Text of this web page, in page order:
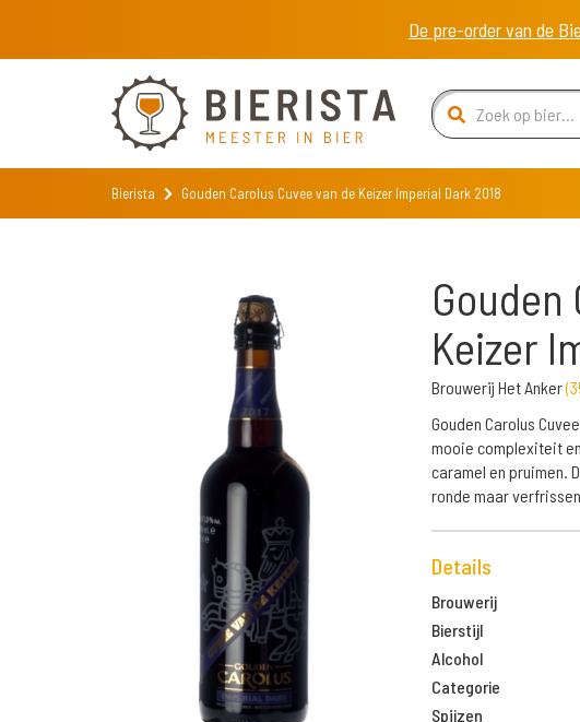
De pre-order van de
Bierista Gouden Carolus Cuvee van de Keizer Imperial Dark 2018
Gouden
Keizer
Brouwerij Het Anker(
Gouden Carolus
mooie complexiteit
caramel en pruimen.
ronde maar
Details
Brouwerij
Bierstijl
Alcohol
Categorie
Spijzen